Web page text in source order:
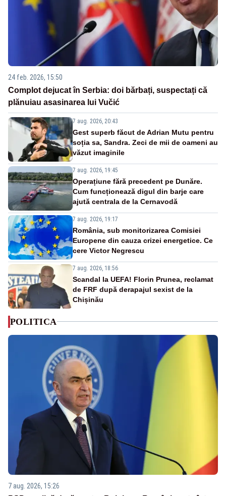
24 feb. 2026, 15:50
Complot dejucat în Serbia: doi bărbați, suspectați că
plănuiau asasinarea lui Vučić
7 aug. 2026, 20:43
Gest superb făcut de Adrian Mutu pentru
soția sa, Sandra. Zeci de mii de oameni au
văzut imaginile
7 aug. 2026, 19:45
Operațiune fără precedent pe Dunăre.
Cum funcționează digul din barje care
ajută centrala de la Cernavodă
7 aug. 2026, 19:17
România, sub monitorizarea Comisiei
Europene din cauza crizei energetice. Ce
cere Victor Negrescu
7 aug. 2026, 18:56
Scandal la UEFA! Florin Prunea, reclamat
de FRF după derapajul sexist de la
Chișinău
POLITICA
7 aug. 2026, 15:26